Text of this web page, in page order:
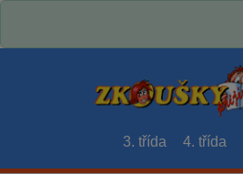
3. třída 4. třída